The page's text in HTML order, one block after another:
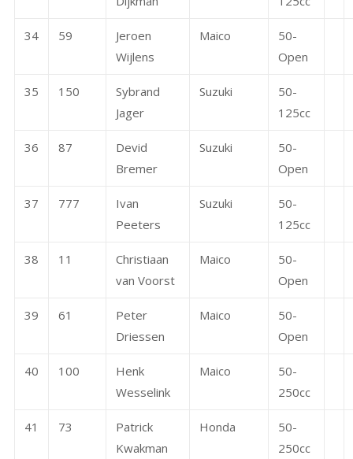
34 59
Jeroen
Wijlens
Maico
50-
Open
35 150
Sybrand
Jager
Suzuki
50-
125cc
36 87
Devid
Bremer
Suzuki
50-
Open
37 777
Ivan
Peeters
Suzuki
50-
125cc
38 11
Christiaan
van Voorst
Maico
50-
Open
39 61
Peter
Driessen
Maico
50-
Open
40 100
Henk
Wesselink
Maico
50-
250cc
41 73
Patrick
Kwakman
Honda
50-
250cc